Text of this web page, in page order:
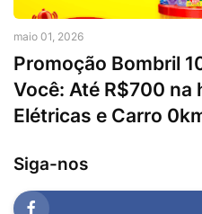
maio 01, 2026
Promoção Bombril
Você: Até R$700 na
Elétricas e Carro
Siga-nos